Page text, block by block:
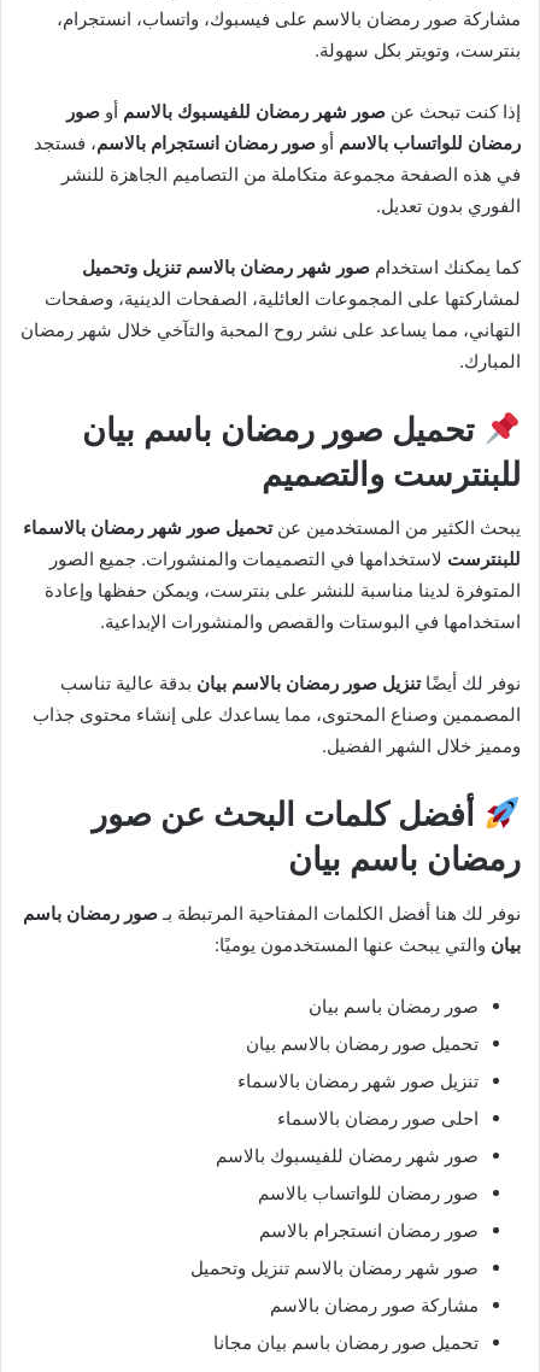
مشاركة صور رمضان بالاسم على فيسبوك، واتساب، انستجرام،
بنترست، وتويتر بكل سهولة.
إذا كنت تبحث عن صور شهر رمضان للفيسبوك بالاسم أو صور
رمضان للواتساب بالاسم أو صور رمضان انستجرام بالاسم، فستجد
في هذه الصفحة مجموعة متكاملة من التصاميم الجاهزة للنشر
الفوري بدون تعديل.
كما يمكنك استخدام صور شهر رمضان بالاسم تنزيل وتحميل
لمشاركتها على المجموعات العائلية، الصفحات الدينية، وصفحات
التهاني، مما يساعد على نشر روح المحبة والتآخي خلال شهر رمضان
المبارك.
تحميل صور رمضان باسم بيان
للبنترست والتصميم
يبحث الكثير من المستخدمين عنتحميل صور شهر رمضان بالاسماء
للبنترست لاستخدامها في التصميمات والمنشورات. جميع الصور
المتوفرة لدينا مناسبة للنشر على بنترست، ويمكن حفظها وإعادة
استخدامها في البوستات والقصص والمنشورات الإبداعية.
نوفر لك أيضًاتنزيل صور رمضان بالاسم بيان بدقة عالية تناسب
المصممين وصناع المحتوى، مما يساعدك على إنشاء محتوى جذاب
ومميز خلال الشهر الفضيل.
أفضل كلمات البحث عن صور
رمضان باسم بيان
نوفر لك هنا أفضل الكلمات المفتاحية المرتبطة بـصور رمضان باسم
بيان والتي يبحث عنها المستخدمون يوميًا:
صور رمضان باسم بيان
تحميل صور رمضان بالاسم بيان
تنزيل صور شهر رمضان بالاسماء
احلى صور رمضان بالاسماء
صور شهر رمضان للفيسبوك بالاسم
صور رمضان للواتساب بالاسم
صور رمضان انستجرام بالاسم
صور شهر رمضان بالاسم تنزيل وتحميل
مشاركة صور رمضان بالاسم
تحميل صور رمضان باسم بيان مجانا